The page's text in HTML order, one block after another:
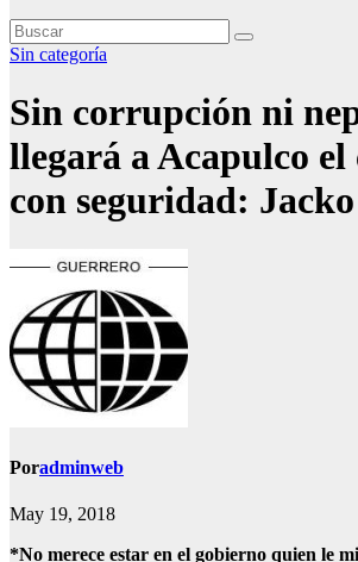
Sin categoría
Sin corrupción ni
llegará a Acapulco el
con seguridad: Jacko
Poradminweb
May 19, 2018
*No merece estar en el gobierno quien le